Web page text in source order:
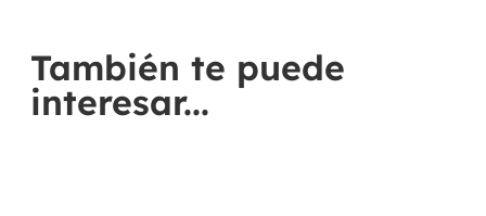
También te puede
interesar...